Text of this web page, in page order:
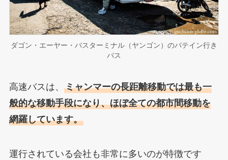
ダゴン・エーヤー・バスターミナル（ヤンゴン）のパテイン行き
バス
高速バスは、 ミャンマーの長距離移動では最も一
般的な移動手段になり、ほぼ全ての都市間移動を
網羅しています。
運行されている会社も非常に多いのが特徴です